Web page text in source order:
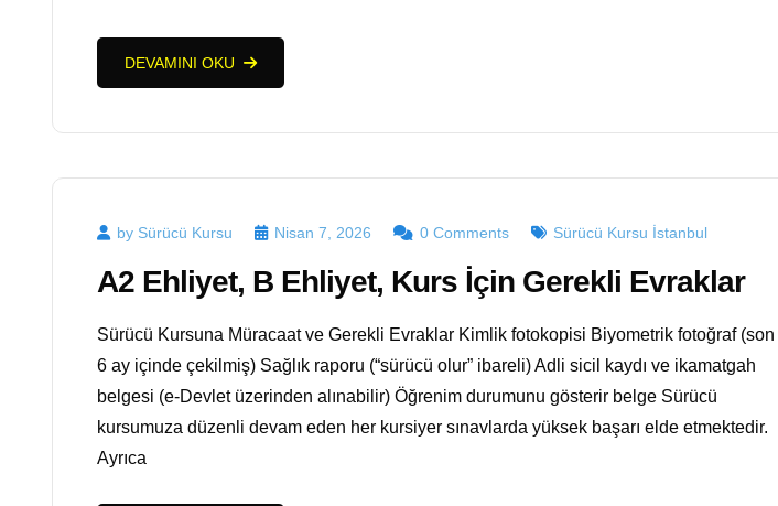
DEVAMINI OKU
by Sürücü Kursu Nisan 7, 2026 0 Comments Sürücü Kursu İstanbul
A2 Ehliyet, B Ehliyet, Kurs İçin Gerekli Evraklar
Sürücü Kursuna Müracaat ve Gerekli Evraklar Kimlik fotokopisi Biyometrik fotoğraf (son
6 ay içinde çekilmiş) Sağlık raporu (“sürücü olur” ibareli) Adli sicil kaydı ve ikamatgah
belgesi (e-Devlet üzerinden alınabilir) Öğrenim durumunu gösterir belge Sürücü
kursumuza düzenli devam eden her kursiyer sınavlarda yüksek başarı elde etmektedir.
Ayrıca